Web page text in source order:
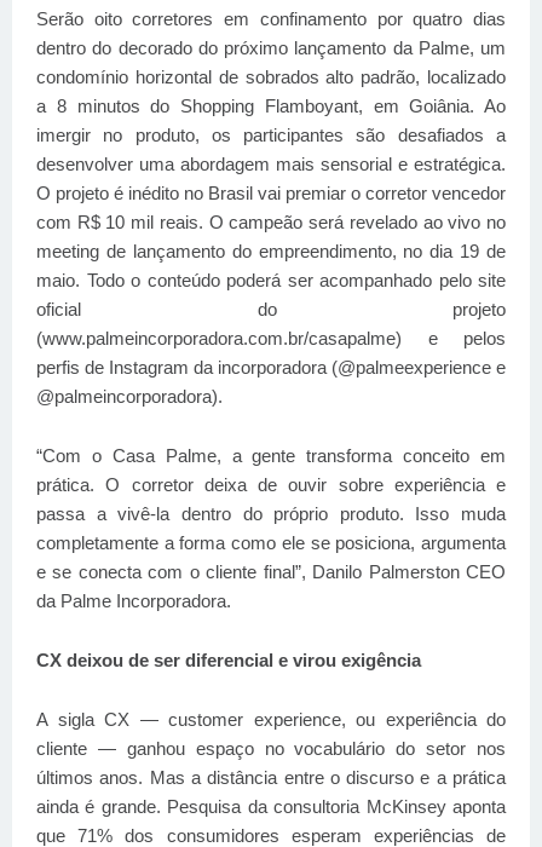
Serão oito corretores em confinamento por quatro dias
dentro do decorado do próximo lançamento da Palme, um
condomínio horizontal de sobrados alto padrão, localizado
a 8 minutos do Shopping Flamboyant, em Goiânia. Ao
imergir no produto, os participantes são desafiados a
desenvolver uma abordagem mais sensorial e estratégica.
O projeto é inédito no Brasil vai premiar o corretor vencedor
com R$ 10 mil reais. O campeão será revelado ao vivo no
meeting de lançamento do empreendimento, no dia 19 de
maio. Todo o conteúdo poderá ser acompanhado pelo site
oficial do projeto
(www.palmeincorporadora.com.br/casapalme) e pelos
perfis de Instagram da incorporadora (@palmeexperience e
@palmeincorporadora).
“Com o Casa Palme, a gente transforma conceito em
prática. O corretor deixa de ouvir sobre experiência e
passa a vivê-la dentro do próprio produto. Isso muda
completamente a forma como ele se posiciona, argumenta
e se conecta com o cliente final”, Danilo Palmerston CEO
da Palme Incorporadora.
CX deixou de ser diferencial e virou exigência
A sigla CX — customer experience, ou experiência do
cliente — ganhou espaço no vocabulário do setor nos
últimos anos. Mas a distância entre o discurso e a prática
ainda é grande. Pesquisa da consultoria McKinsey aponta
que 71% dos consumidores esperam experiências de